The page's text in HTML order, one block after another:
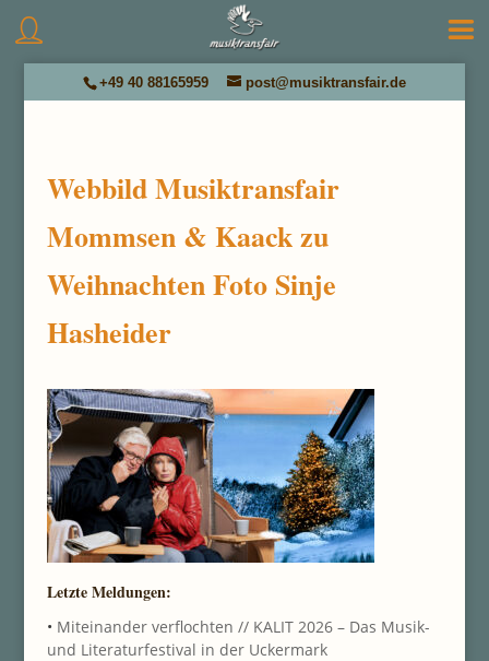
+49 40 88165959 post@musiktransfair.de
Webbild Musiktransfair
Mommsen & Kaack zu
Weihnachten Foto Sinje
Hasheider
Letzte Meldungen:
• Miteinander verflochten // KALIT 2026 – Das Musik-
und Literaturfestival in der Uckermark